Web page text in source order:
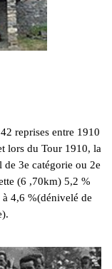
reprises entre 1910
lors du Tour 1910, la
3e catégorie ou 2e
(6 ,70km) 5,2 %
4,6 %(dénivelé de